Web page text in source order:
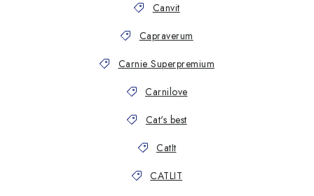
Canvit
Capraverum
Carnie Superpremium
Carnilove
Cat's best
CatIt
CATLIT